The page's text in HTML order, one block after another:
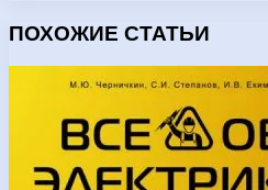
ПОХОЖИЕ СТАТЬИ